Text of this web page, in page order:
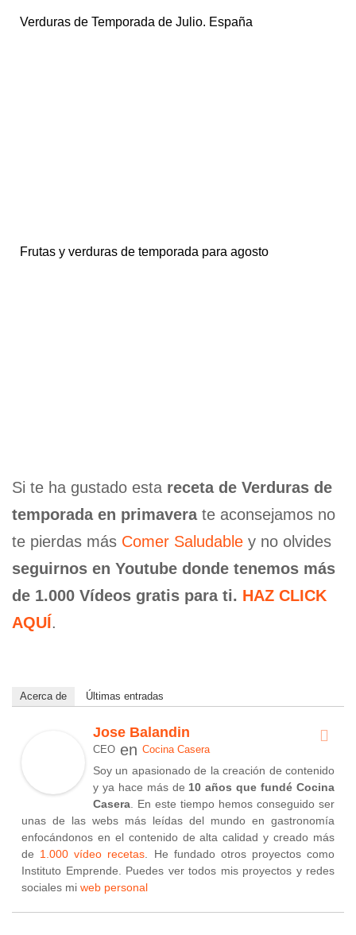
Verduras de Temporada de Julio. España
Frutas y verduras de temporada para agosto
Si te ha gustado esta receta de Verduras de
temporada en primaverate aconsejamos no
te pierdas más Comer Saludable y no olvides
seguirnos en Youtube donde tenemos más
de 1.000 Vídeos gratis para ti. HAZ CLICK
AQUÍ.
Acerca de Últimas entradas
Jose Balandin
CEO en Cocina Casera
Soy un apasionado de la creación de contenido
y ya hace más de 10 años que fundé Cocina
Casera . En este tiempo hemos conseguido ser
unas de las webs más leídas del mundo en gastronomía
enfocándonos en el contenido de alta calidad y creado más
de 1.000 vídeo recetas . He fundado otros proyectos como
Instituto Emprende. Puedes ver todos mis proyectos y redes
sociales mi web personal